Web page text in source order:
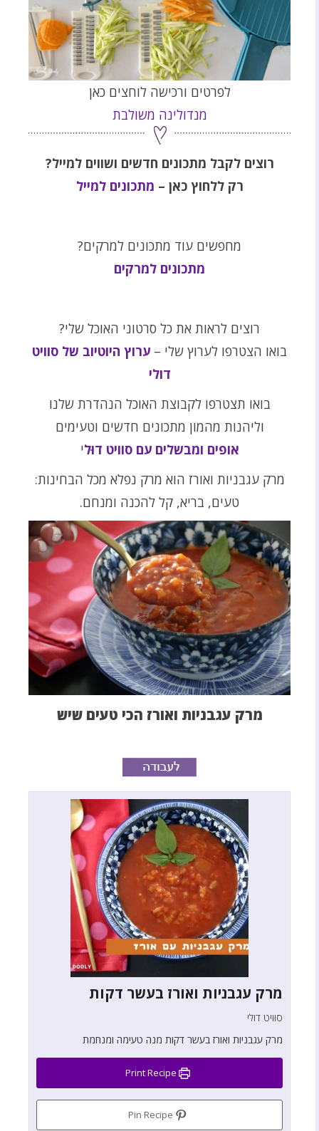
לפרטים ורכישה לוחצים כאן
מנדולינה משולבת
רוצים לקבל מתכונים חדשים ושווים למייל?
רק ללחוץ כאן – מתכונים למייל
מחפשים עוד מתכונים למרקים?
מתכונים למרקים
רוצים לראות את כל סרטוני האוכל שלי?
בואו הצטרפו לערוץ שלי – ערוץ היוטיוב של סוויט
דולי
בואו תצטרפו לקבוצת האוכל הנהדרת שלנו
וליהנות מהמון מתכונים חדשים וטעימים
אופים ומבשלים עם סוויט דוּלי
מרק עגבניות ואורז הוא מרק נפלא מכל הבחינות:
טעים, בריא, קל להכנה ומנחם.
מרק עגבניות ואורז הכי טעים שיש
מרק עגבניות ואורז בעשר דקות
סוויט דולי
מרק עגבניות ואורז בעשר דקות מנה טעימה ומנחמת